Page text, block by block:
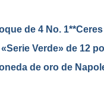
de 4 No.
Verde» de 12
de oro de